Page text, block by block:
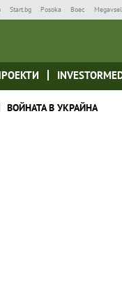
Start.bg Posoka Boec
ВОЙНАТА В УКРАЙНА